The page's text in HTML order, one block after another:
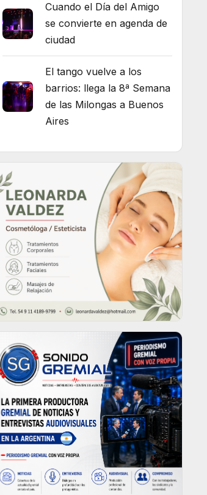
Cuando el Día del Amigo
se convierte en agenda de
ciudad
El tango vuelve a los
barrios: llega la 8ª Semana
de las Milongas a Buenos
Aires